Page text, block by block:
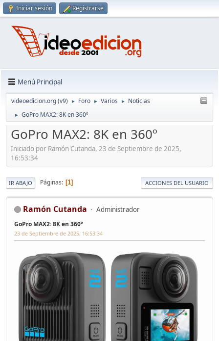
Iniciar sesión Registrarse
Menú Principal
videoedicion.org (v9) ► Foro ► Varios ► Noticias
► GoPro MAX2: 8K en 360º
GoPro MAX2: 8K en 360º
Iniciado por Ramón Cutanda, 23 de Septiembre de 2025,
16:53:34
IR ABAJO Páginas 1 ACCIONES DEL USUARIO
Ramón Cutanda Administrador
GoPro MAX2: 8K en 360º
23 de Septiembre de 2025, 16:53:34